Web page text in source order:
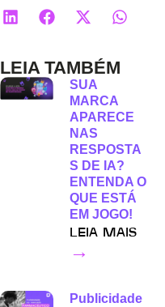
LEIA TAMBÉM
SUA
MARCA
APARECE
NAS
RESPOSTA
S DE IA?
ENTENDA O
QUE ESTÁ
EM JOGO!
LEIA MAIS
→
Publicidade